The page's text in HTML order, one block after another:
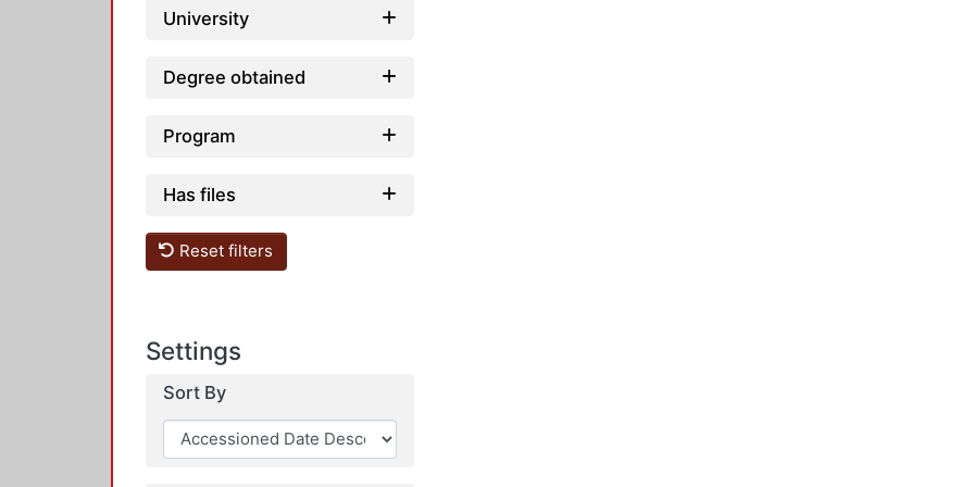
University
Degree obtained
Program
Has files
Reset filters
Settings
Sort By